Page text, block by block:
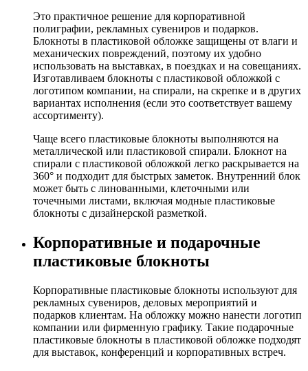
Это практичное решение для корпоративной
полиграфии, рекламных сувениров и подарков.
Блокноты в пластиковой обложке защищены от влаги и
механических повреждений, поэтому их удобно
использовать на выставках, в поездках и на совещаниях.
Изготавливаем блокноты с пластиковой обложкой с
логотипом компании, на спирали, на скрепке и в других
вариантах исполнения (если это соответствует вашему
ассортименту).
Чаще всего пластиковые блокноты выполняются на
металлической или пластиковой спирали. Блокнот на
спирали с пластиковой обложкой легко раскрывается на
360° и подходит для быстрых заметок. Внутренний блок
может быть с линованными, клеточными или
точечными листами, включая модные пластиковые
блокноты с дизайнерской разметкой.
Корпоративные и подарочные
пластиковые блокноты
Корпоративные пластиковые блокноты используют для
рекламных сувениров, деловых мероприятий и
подарков клиентам. На обложку можно нанести логотип
компании или фирменную графику. Такие подарочные
пластиковые блокноты в пластиковой обложке подходят
для выставок, конференций и корпоративных встреч.